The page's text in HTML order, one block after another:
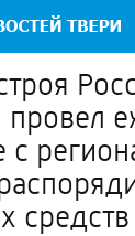
провел
с